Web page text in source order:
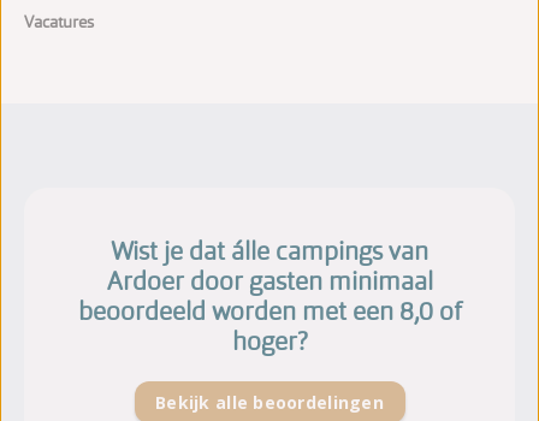
Vacatures
Wist je dat álle campings van
Ardoer door gasten minimaal
beoordeeld worden met een 8,0 of
hoger?
Bekijk alle beoordelingen